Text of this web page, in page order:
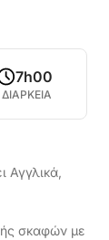
7h00
ΔΙΑΡΚΕΙΑ
Αγγλικά,
σκαφών με